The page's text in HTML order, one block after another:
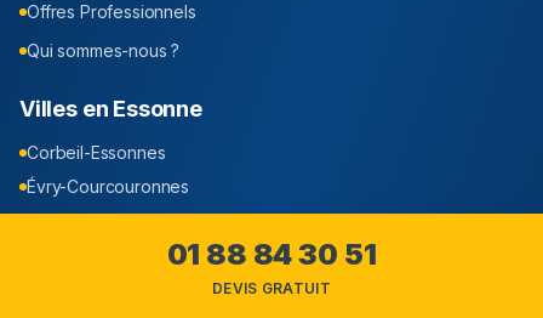
Offres Professionnels
Qui sommes-nous ?
Villes en Essonne
Corbeil-Essonnes
Évry-Courcouronnes
Massy
01 88 84 30 51
DEVIS GRATUIT